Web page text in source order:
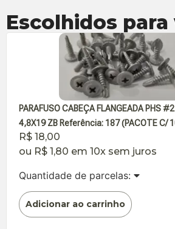
Escolhidos para
PARAFUSO CABEÇA FLANGEADA PHS
4,8X19 ZB Referência: 187 (PACOTE C/
R$ 18,00
ou R$ 1,80 em 10x sem juros
Quantidade de parcelas:
Adicionar ao carrinho